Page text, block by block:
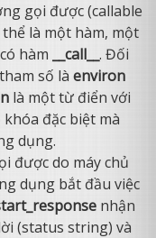
gọi được (callable
là một hàm, một
hàm
__call__ . Đối
số là environ
là một từ điển với
đặc biệt mà
dụng.
được do máy chủ
dụng bắt đầu việc
nhận
(status string) và